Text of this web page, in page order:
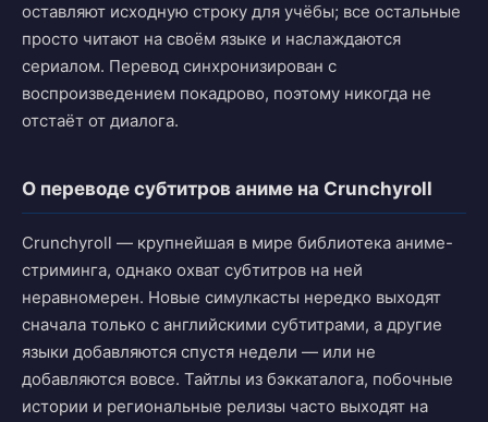
оставляют исходную строку для учёбы; все остальные
просто читают на своём языке и наслаждаются
сериалом. Перевод синхронизирован с
воспроизведением покадрово, поэтому никогда не
отстаёт от диалога.
О переводе субтитров аниме на Crunchyroll
Crunchyroll — крупнейшая в мире библиотека аниме-
стриминга, однако охват субтитров на ней
неравномерен. Новые симулкасты нередко выходят
сначала только с английскими субтитрами, а другие
языки добавляются спустя недели — или не
добавляются вовсе. Тайтлы из бэккаталога, побочные
истории и региональные релизы часто выходят на